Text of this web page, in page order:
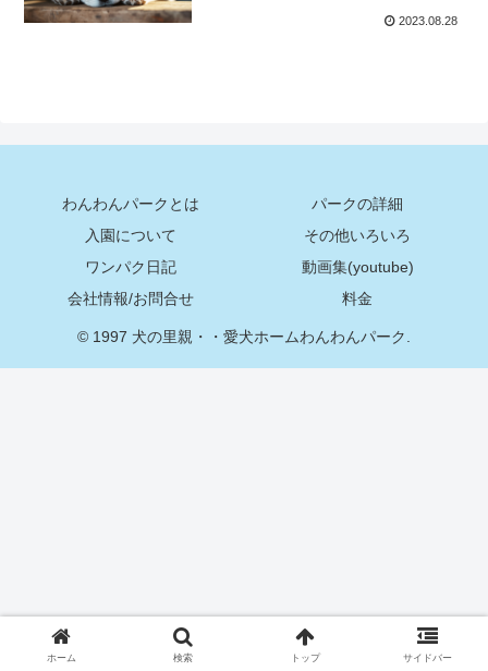
2023.08.28
わんわんパークとは
パークの詳細
入園について
その他いろいろ
ワンパク日記
動画集(youtube)
会社情報/お問合せ
料金
© 1997 犬の里親・・愛犬ホームわんわんパーク.
ホーム 検索 トップ サイドバー